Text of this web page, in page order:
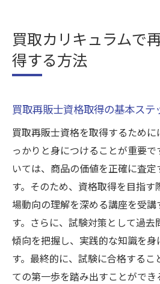
買取再販士としてのキ
買取再販ビジネス成功の秘
買取ビジネス成功のた
買取再販ビジネスのリ
成功する買取ビジネス
買取再販の成功事例を
買取ビジネスで顧客満
買取再販の基本と資格取得
買取再販ビジネスの基
買取再販士資格の取得
買取再販士になるため
買取再販の資格取得に
買取カリキュラムで
得する方法
買取再販士資格取得の基本ステ
買取再販士資格を取得するため
っかりと身につけることが重要
いては、商品の価値を正確に査
す。そのため、資格取得を目指
場動向の理解を深める講座を受
す。さらに、試験対策として過
傾向を把握し、実践的な知識を
す。最終的に、試験に合格するこ
ての第一歩を踏み出すことができ